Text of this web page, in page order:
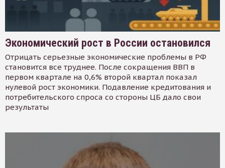
Экономический рост в России остановился
Отрицать серьезные экономические проблемы в РФ
становится все труднее. После сокращения ВВП в
первом квартале на 0,6% второй квартал показал
нулевой рост экономики. Подавление кредитования и
потребительского спроса со стороны ЦБ дало свои
результаты